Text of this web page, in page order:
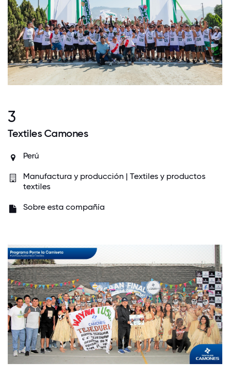
3
Textiles Camones
Perú
Manufactura y producción | Textiles y productos
textiles
Sobre esta compañía